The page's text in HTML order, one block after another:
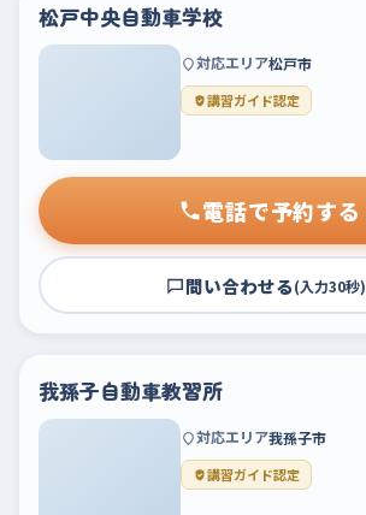
松戸中央自動車学校
対応エリア松戸市
講習ガイド認定
電話で予約する
問い合わせる(入力30秒)
我孫子自動車教習所
対応エリア我孫子市
講習ガイド認定